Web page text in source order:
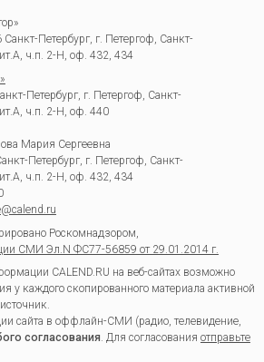
Петербург, г. Петергоф, Санкт-
ч.п. 2-Н, оф. 432, 434
Петербург, г. Петергоф, Санкт-
ч.п. 2-Н, оф. 440
Мария Сергеевна
Петербург, г. Петергоф, Санкт-
ч.п. 2-Н, оф. 432, 434
Роскомнадзором,
СМИ Эл.N ФС77-56859 от 29.01.2014 г.
CALEND.RU на веб-сайтах возможно
у каждого скопированного материала активной
сайта в оффлайн-СМИ (радио, телевидение,
согласования. Для согласования отправьте